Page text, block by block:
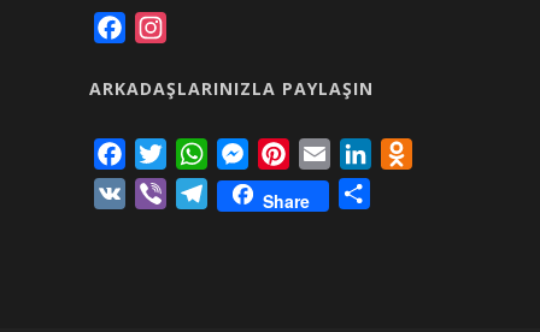
Facebook
ARKADAŞLARINIZLA PAYLAŞIN
FacebookTwitterWhatsAppMessenger
Pinterest
Email LinkedIn
VK
Viber Telegram
Share